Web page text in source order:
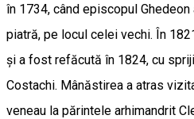
în 1734, când episcopul
piatră, pe locul celei vechi. În
și a fost refăcută în 1824, cu
Costachi. Mânăstirea a atras
veneau la părintele arhimandrit